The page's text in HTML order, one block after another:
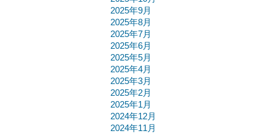
2025年9月
2025年8月
2025年7月
2025年6月
2025年5月
2025年4月
2025年3月
2025年2月
2025年1月
2024年12月
2024年11月